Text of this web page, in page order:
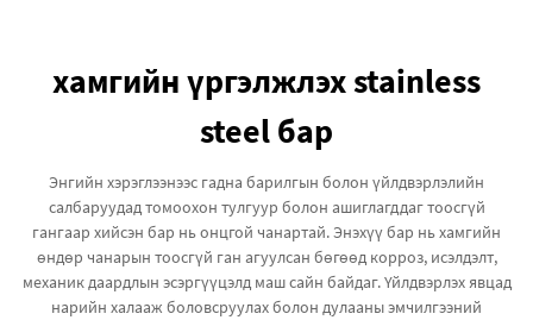
хамгийн үргэлжлэх stainless
steel бар
Энгийн хэрэглээнээс гадна барилгын болон үйлдвэрлэлийн
салбаруудад томоохон тулгуур болон ашиглагддаг тоосгүй
гангаар хийсэн бар нь онцгой чанартай. Энэхүү бар нь хамгийн
өндөр чанарын тоосгүй ган агуулсан бөгөөд корроз, исэлдэлт,
механик даардлын эсэргүүцэлд маш сайн байдаг. Үйлдвэрлэх явцад
нарийн халааж боловсруулах болон дулааны эмчилгээний